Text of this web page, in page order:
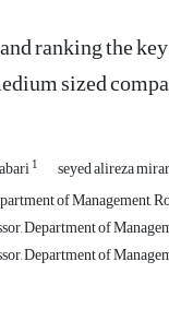
ranking the
sized
1 seyed alireza
of Management,
Department of
Department of